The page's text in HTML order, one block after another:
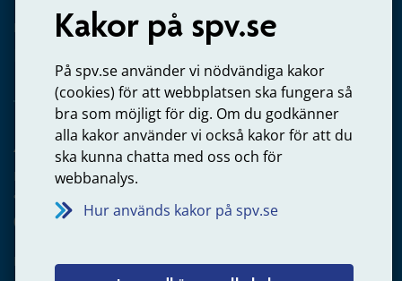
Kakor på spv.se
På spv.se använder vi nödvändiga kakor
(cookies) för att webbplatsen ska fungera så
bra som möjligt för dig. Om du godkänner
alla kakor använder vi också kakor för att du
ska kunna chatta med oss och för
webbanalys.
Hur används kakor på spv.se
Kontakta oss
Arbetsgivare
Frågor om administration av tjänstepension från statlig
anställning
060-18 75 03
Kontakta oss